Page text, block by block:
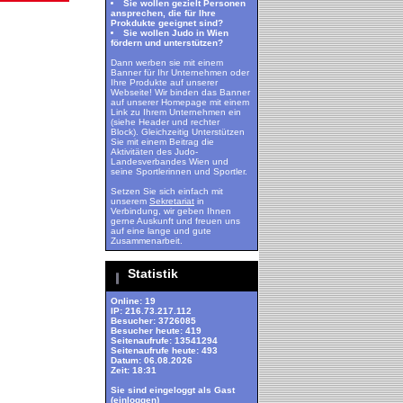
Sie wollen gezielt Personen
ansprechen, die für Ihre
Prokdukte geeignet sind?
Sie wollen Judo in Wien
fördern und unterstützen?
Dann werben sie mit einem
Banner für Ihr Unternehmen oder
Ihre Produkte auf unserer
Webseite! Wir binden das Banner
auf unserer Homepage mit einem
Link zu Ihrem Unternehmen ein
(siehe Header und rechter
Block). Gleichzeitig Unterstützen
Sie mit einem Beitrag die
Aktivitäten des Judo-
Landesverbandes Wien und
seine Sportlerinnen und Sportler.
Setzen Sie sich einfach mit
unserem Sekretariat in
Verbindung, wir geben Ihnen
gerne Auskunft und freuen uns
auf eine lange und gute
Zusammenarbeit.
Statistik
Online: 19
IP: 216.73.217.112
Besucher: 3726085
Besucher heute: 419
Seitenaufrufe: 13541294
Seitenaufrufe heute: 493
Datum: 06.08.2026
Zeit: 18:31
Sie sind eingeloggt als Gast
(einloggen)